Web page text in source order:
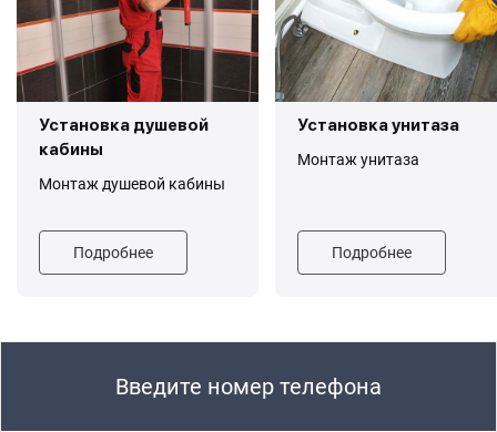
Установка душевой
кабины
Монтаж душевой кабины
Подробнее
Установка унитаза
Монтаж унитаза
Подробнее
Введите номер телефона